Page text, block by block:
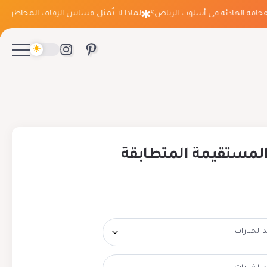
الهادئة في أسلوب الرياض؟ لماذا لا تُمثل فساتين الزفاف المخاطرة التي
المتطابقة